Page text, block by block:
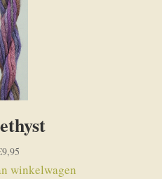
9,95
winkelwagen